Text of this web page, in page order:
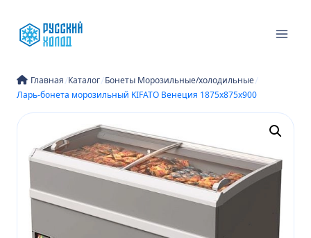
содержимому
Главная/Каталог/Бонеты Морозильные/холодильные/
Ларь-бонета морозильный KIFATO Венеция 1875х875х900